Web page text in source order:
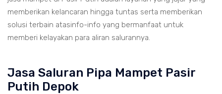
memberikan kelancaran hingga tuntas serta memberikan
solusi terbain atasinfo-info yang bermanfaat untuk
memberi kelayakan para aliran salurannya.
Jasa Saluran Pipa Mampet Pasir
Putih Depok